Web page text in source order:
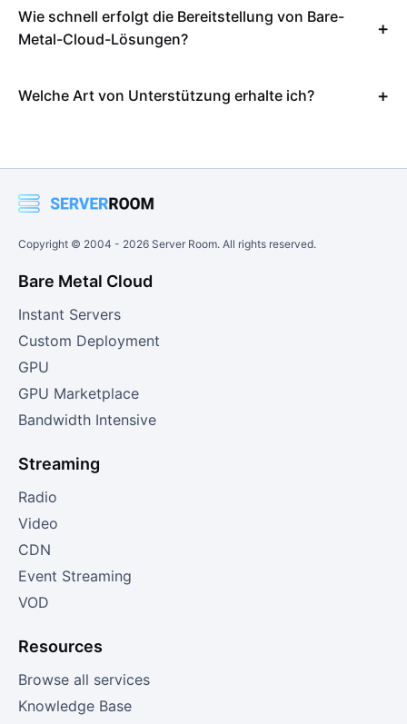
Wie schnell erfolgt die Bereitstellung von Bare-
Metal-Cloud-Lösungen?
Welche Art von Unterstützung erhalte ich?
Copyright © 2004 - 2026 Server Room. All rights reserved.
Bare Metal Cloud
Instant Servers
Custom Deployment
GPU
GPU Marketplace
Bandwidth Intensive
Streaming
Radio
Video
CDN
Event Streaming
VOD
Resources
Browse all services
Knowledge Base